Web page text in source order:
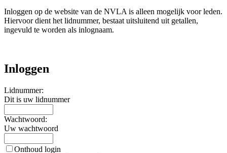
Inloggen op de website van de NVLA is alleen mogelijk voor leden.
Hiervoor dient het lidnummer, bestaat uitsluitend uit getallen,
ingevuld te worden als inlognaam.
Inloggen
Lidnummer:
Dit is uw lidnummer
Wachtwoord:
Uw wachtwoord
Onthoud login